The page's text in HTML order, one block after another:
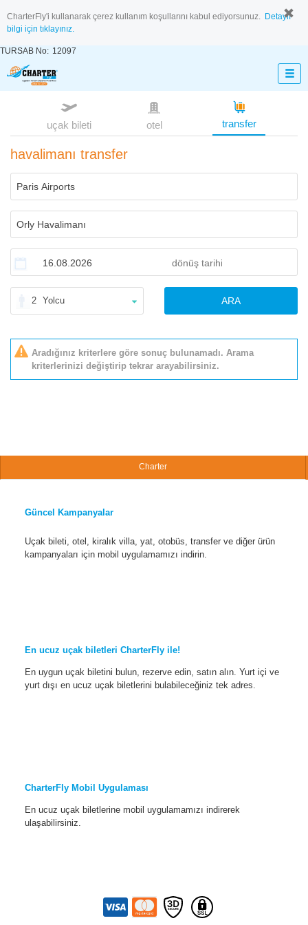
CharterFly'i kullanarak çerez kullanım koşullarını kabul ediyorsunuz. Detaylı
bilgi için tıklayınız.
TURSAB No: 12097
uçak bileti otel transfer
havalimanı transfer
2 Yolcu ARA
Aradığınız kriterlere göre sonuç bulunamadı. Arama
kriterlerinizi değiştirip tekrar arayabilirsiniz.
Charter
Güncel Kampanyalar
Uçak bileti, otel, kiralık villa, yat, otobüs, transfer ve diğer ürün
kampanyaları için mobil uygulamamızı indirin.
En ucuz uçak biletleri CharterFly ile!
En uygun uçak biletini bulun, rezerve edin, satın alın. Yurt içi ve
yurt dışı en ucuz uçak biletlerini bulabileceğiniz tek adres.
CharterFly Mobil Uygulaması
En ucuz uçak biletlerine mobil uygulamamızı indirerek
ulaşabilirsiniz.